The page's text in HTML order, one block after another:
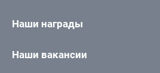
Наши награды
Наши вакансии